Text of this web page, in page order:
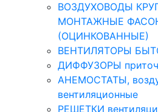
ВОЗДУХОВОДЫ
МОНТАЖНЫЕ
(ОЦИНКОВАННЫЕ)
ВЕНТИЛЯТОРЫ
ДИФФУЗОРЫ
АНЕМОСТАТЫ,
вентиляционные
РЕШЕТКИ